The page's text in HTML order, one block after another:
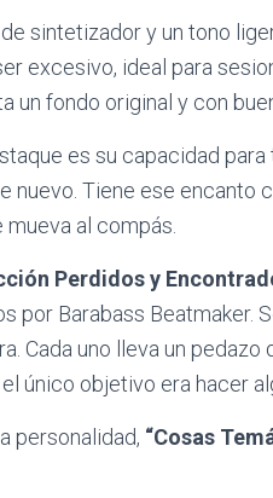
sintetizador y un tono
excesivo, ideal para
un fondo original y con
es su capacidad
Tiene ese encanto
al compás.
Perdidos y
por Barabass Beatmaker.
Cada uno lleva un pedazo
único objetivo era hacer
personalidad, “Cosas